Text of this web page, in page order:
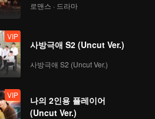
로맨스 · 드라마
VIP
사방극애 S2 (Uncut Ver.)
사방극애 S2 (Uncut Ver.)
VIP
나의 2인용 플레이어
(Uncut Ver.)